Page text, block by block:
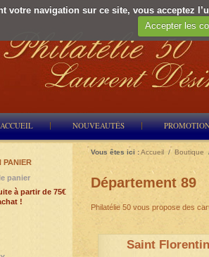
votre navigation sur ce site, vous acceptez
Accepter les
ACCUEIL NOUVEAUTÉS
Vous êtes ici :Accueil / Boutique
Département 89
Philatélie 50 vous propose des
Saint Florentin
PANIER
panier
à partir de 75€
!